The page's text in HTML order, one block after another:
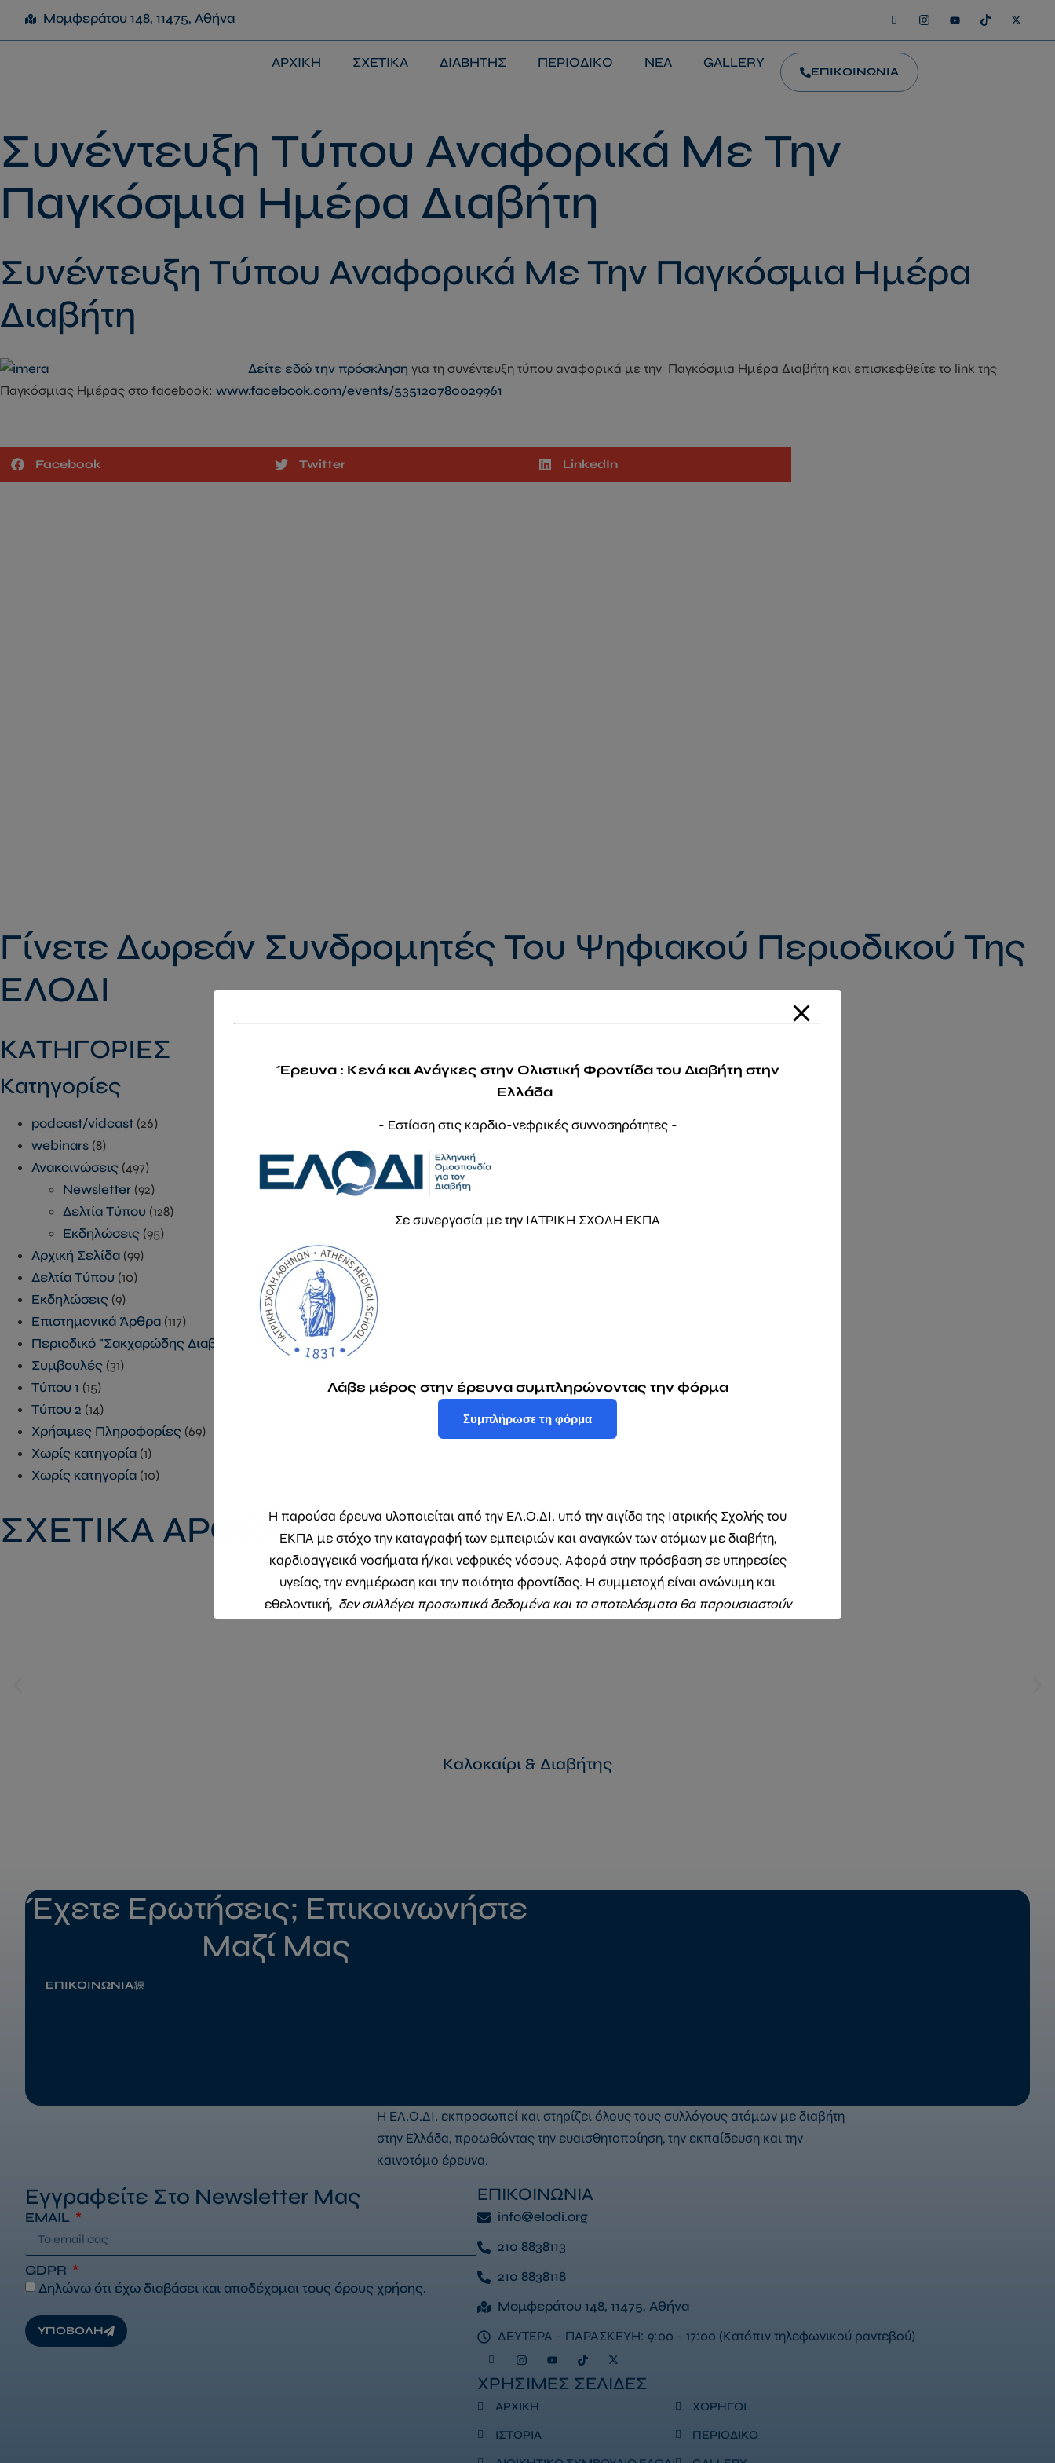
Μομφεράτου 148, 11475, Αθήνα
ΑΡΧΙΚΗ ΣΧΕΤΙΚΑ ΔΙΑΒΗΤΗΣ ΠΕΡΙΟΔΙΚΟ ΝΕΑ GALLERY
ΕΠΙΚΟΙΝΩΝΙΑ
Συνέντευξη Τύπου Αναφορικά Με Την
Παγκόσμια Ημέρα Διαβήτη
Συνέντευξη Τύπου Αναφορικά Με Την Παγκόσμια Ημέρα
Διαβήτη
Δείτε εδώ την πρόσκληση για τη συνέντευξη τύπου αναφορικά με την Παγκόσμια Ημέρα Διαβήτη και επισκεφθείτε το link της
Παγκόσμιας Ημέρας στο facebook: www.facebook.com/events/535120780029961
Facebook Twitter LinkedIn
Γίνετε Δωρεάν Συνδρομητές Του Ψηφιακού Περιοδικού Της
ΕΛΟΔΙ
ΚΑΤΗΓΟΡΙΕΣ
Kατηγορίες
podcast/vidcast (26)
webinars (8)
Ανακοινώσεις (497)
Newsletter (92)
Δελτία Τύπου (128)
Εκδηλώσεις (95)
Αρχική Σελίδα (99)
Δελτία Τύπου (10)
Εκδηλώσεις (9)
Επιστημονικά Άρθρα (117)
Περιοδικό "Σακχαρώδης Διαβήτης"
Συμβουλές (31)
Τύπου 1 (15)
Τύπου 2 (14)
Χρήσιμες Πληροφορίες (69)
Χωρίς κατηγορία (1)
Χωρίς κατηγορία (10)
ΣΧΕΤΙΚΑ ΑΡΘΡΑ
Καλοκαίρι & Διαβήτης
Έχετε Ερωτήσεις; Επικοινωνήστε
Μαζί Μας
ΕΠΙΚΟΙΝΩΝΙΑ
Η ΕΛ.Ο.ΔΙ. εκπροσωπεί και στηρίζει όλους τους συλλόγους ατόμων με διαβήτη
στην Ελλάδα, προωθώντας την ευαισθητοποίηση, την εκπαίδευση και την
καινοτόμο έρευνα.
Εγγραφείτε Στο Newsletter Μας
EMAIL
GDPR
Δηλώνω ότι έχω διαβάσει και αποδέχομαι τους όρους χρήσης.
ΥΠΟΒΟΛΗ
ΕΠΙΚΟΙΝΩΝΙΑ
info@elodi.org
210 8838113
210 8838118
Μομφεράτου 148, 11475, Αθήνα
ΔΕΥΤΕΡΑ - ΠΑΡΑΣΚΕΥΗ: 9:00 - 17:00 (Κατόπιν τηλεφωνικού ραντεβού)
ΧΡΗΣΙΜΕΣ ΣΕΛΙΔΕΣ
ΑΡΧΙΚΗ
ΙΣΤΟΡΙΑ
ΧΟΡΗΓΟΙ
ΠΕΡΙΟΔΙΚΟ
Έρευνα : Κενά και Ανάγκες στην Ολιστική Φροντίδα του Διαβήτη στην
Ελλάδα
- Εστίαση στις καρδιο-νεφρικές συννοσηρότητες -
Σε συνεργασία με την ΙΑΤΡΙΚΗ ΣΧΟΛΗ ΕΚΠΑ
Λάβε μέρος στην έρευνα συμπληρώνοντας την φόρμα
Συμπλήρωσε τη φόρμα
Η παρούσα έρευνα υλοποιείται από την ΕΛ.Ο.ΔΙ. υπό την αιγίδα της Ιατρικής Σχολής του
ΕΚΠΑ με στόχο την καταγραφή των εμπειριών και αναγκών των ατόμων με διαβήτη,
καρδιοαγγεικά νοσήματα ή/και νεφρικές νόσους. Αφορά στην πρόσβαση σε υπηρεσίες
υγείας, την ενημέρωση και την ποιότητα φροντίδας. Η συμμετοχή είναι ανώνυμη και
εθελοντική, δεν συλλέγει προσωπικά δεδομένα και τα αποτελέσματα θα παρουσιαστούν